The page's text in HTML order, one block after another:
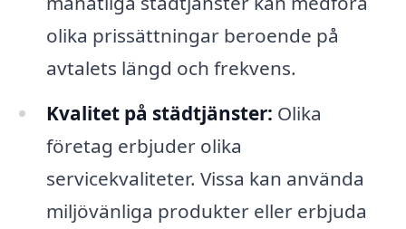
olika prissättningar beroende på
avtalets längd och frekvens.
Kvalitet på städtjänster: Olika
företag erbjuder olika
servicekvaliteter. Vissa kan använda
miljövänliga produkter eller erbjuda